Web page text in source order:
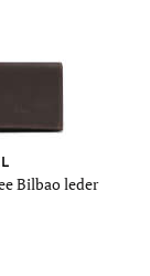
Bilbao leder